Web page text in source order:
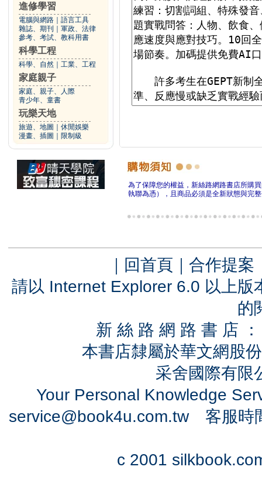
進修學習
電腦與網路
語言工具
雜誌、期刊
軍政、法律
參考、考試、教科用書
科學工程
科學、自然 工業、工程
家庭親子
家庭、親子、人際
青少年、童書
玩樂天地
旅遊、地圖
休閒娛樂
漫畫、插圖
限制級
為了保障您的權益，新絲路網路書店所購
執聯為憑），且商品必須是全新狀態與完
｜ 回首頁 ｜ 合作提案
請以 Internet Explorer 6.0 以上
的
新 絲 路 網 路 書 店
本書店隸屬於華文網股
采舍國際有
Your Personal Knowledge
service@book4u.com.tw客服時
c 2001